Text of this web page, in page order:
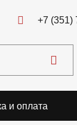
+7 (351)
и оплата